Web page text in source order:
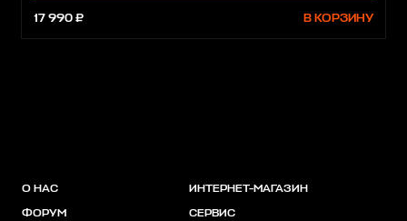
17 990 ₽ В КОРЗИНУ
О НАС
ФОРУМ
ИНТЕРНЕТ-МАГАЗИН
СЕРВИС